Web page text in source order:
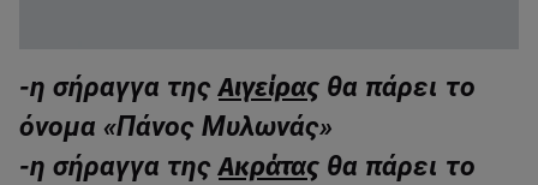
-η σήραγγα τηςΑιγείρας θα πάρει το
όνομα «Πάνος Μυλωνάς»
-η σήραγγα τηςΑκράτας θα πάρει το